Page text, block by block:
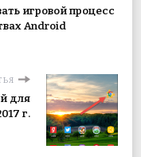
игровой процесс
Android
для
г.